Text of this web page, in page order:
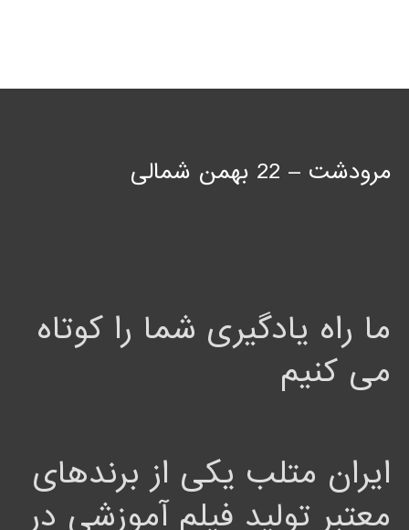
مرودشت – 22 بهمن شمالی
ما راه یادگیری شما را کوتاه
می کنیم
ایران متلب یکی از برندهای
معتبر تولید فیلم آموزشی در